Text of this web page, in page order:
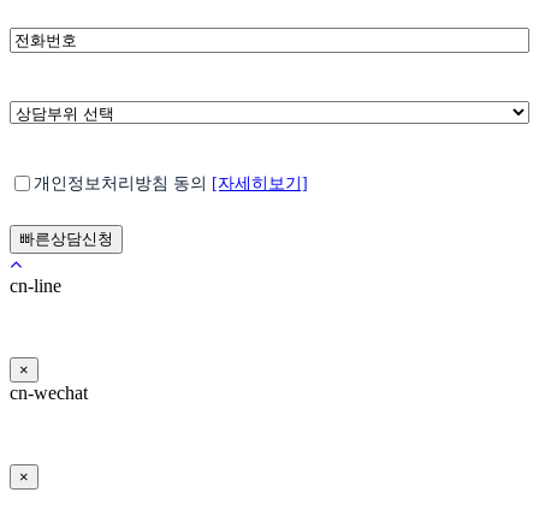
전
호
*
상
위
택
*
개
정
보
처
동
의
* 개인정보처리방침 동의 [자세히보기]
cn-line
×
cn-wechat
×